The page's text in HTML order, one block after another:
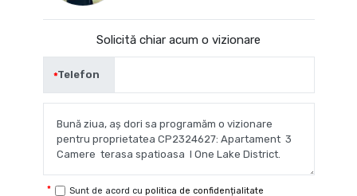
Solicită chiar acum o vizionare
Telefon
Sunt de acord cu politica de confidențialitate